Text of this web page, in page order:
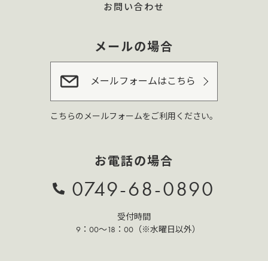
お問い合わせ
メールの場合
メールフォームはこちら
こちらのメールフォームをご利用ください。
お電話の場合
0749-68-0890
受付時間
9：00～18：00（※水曜日以外）